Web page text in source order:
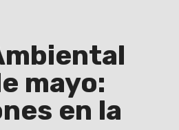
mayo:
en la